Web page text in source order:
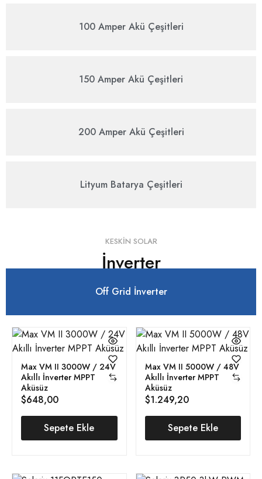
100 Amper Akü Çeşitleri
150 Amper Akü Çeşitleri
200 Amper Akü Çeşitleri
Lityum Batarya Çeşitleri
KESKIN SOLAR
İnverter
Off Grid İnverter
Max VM II 3000W / 24V
Akıllı İnverter MPPT
Aküsüz
$648,00
Sepete Ekle
Max VM II 5000W / 48V
Akıllı İnverter MPPT
Aküsüz
$1.249,20
Sepete Ekle